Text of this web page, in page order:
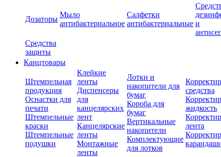
Дозаторы
Мыло
антибактериальное
Салфетки
антибактериальные и
Средства
защиты
Канцтовары
Штемпельная
продукция
Оснастки для
печати
Штемпельные
краски
Штемпельные
подушки
Клейкие
ленты
Диспенсеры
для
канцелярских
лент
Канцелярские
ленты
Монтажные
ленты
Лотки и
накопители для
бумаг
Короба для
бумаг
Вертикальные
накопители
Комплектующие
для лотков
средства
жидкость
лента